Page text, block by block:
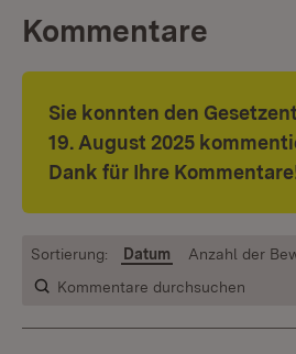
Kommentare
Sie konnten den
19. August 2025
Dank für Ihre
Kommentare durchsuchen
Sortierung: Datum Anzahl der